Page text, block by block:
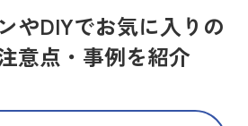
やDIYでお気に入りの
意点・事例を紹介